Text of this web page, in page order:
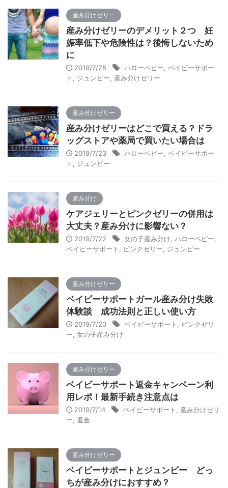
産み分けゼリー
産み分けゼリーのデメリット２つ 妊
娠率低下や危険性は？後悔しないため
に
2019/7/25 ハローベビー ベイビーサポー
ト
ジュンビー 産み分けゼリー
産み分けゼリー
産み分けゼリーはどこで買える？ドラ
ッグストアや薬局で買いたい場合は
2019/7/23 ハローベビー ベイビーサポー
ト
ジュンビー
産み分け
ケアジェリーとピンクゼリーの併用は
大丈夫？産み分けに影響ない？
2019/7/22 女の子産み分け ハローベビー
ベイビーサポート
ピンクゼリー ジュンビー
産み分けゼリー
ベイビーサポートガール産み分け失敗
体験談 成功法則と正しい使い方
2019/7/20 ベイビーサポート
ピンクゼリ
ー 女の子産み分け
産み分けゼリー
ベイビーサポート返金キャンペーン利
用レポ！最新手続き注意点は
2019/7/14 ベイビーサポート
産み分けゼリ
ー 返金
産み分けゼリー
ベイビーサポートとジュンビー どっ
ちが産み分けにおすすめ？